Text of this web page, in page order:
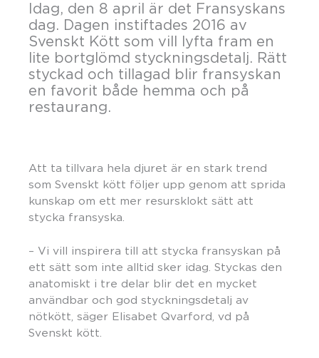
Idag, den 8 april är det Fransyskans
dag. Dagen instiftades 2016 av
Svenskt Kött som vill lyfta fram en
lite bortglömd styckningsdetalj. Rätt
styckad och tillagad blir fransyskan
en favorit både hemma och på
restaurang.
Att ta tillvara hela djuret är en stark trend
som Svenskt kött följer upp genom att sprida
kunskap om ett mer resursklokt sätt att
stycka fransyska.
– Vi vill inspirera till att stycka fransyskan på
ett sätt som inte alltid sker idag. Styckas den
anatomiskt i tre delar blir det en mycket
användbar och god styckningsdetalj av
nötkött, säger Elisabet Qvarford, vd på
Svenskt kött.